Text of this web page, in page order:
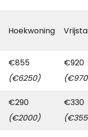
Hoekwoning
€855
(€6250)
€920
€290
(€2000)
€330